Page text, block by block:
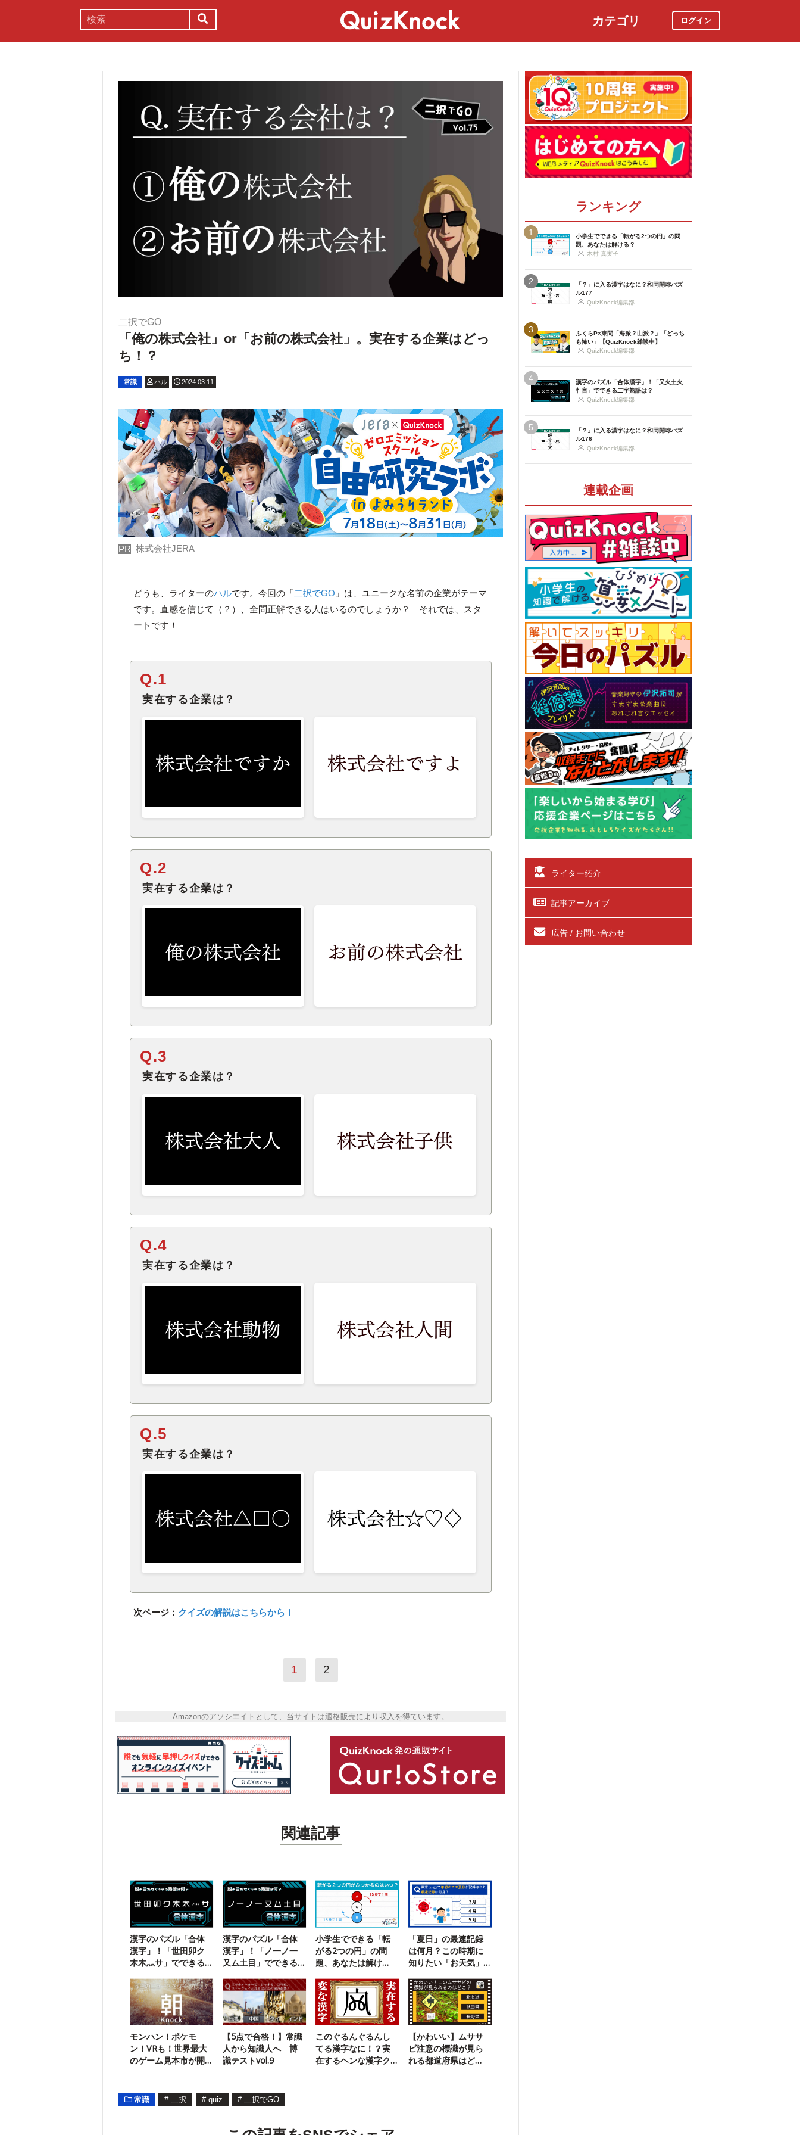
カテゴリ ログイン
二択でGO
「俺の株式会社」or「お前の株式会社」。実在する企業はどっ
ち！？
常識 ハル 2024.03.11
PR 株式会社JERA
どうも、ライターのハルです。今回の「二択でGO 」は、ユニークな名前の企業がテーマ
です。直感を信じて（？）、全問正解できる人はいるのでしょうか？ それでは、スタ
ートです！
Q.1
実在する企業は？
Q.2
実在する企業は？
Q.3
実在する企業は？
Q.4
実在する企業は？
Q.5
実在する企業は？
次ページ： クイズの解説はこちらから！
1 2
Amazonのアソシエイトとして、当サイトは適格販売により収入を得ています。
関連記事
漢字のパズル「合体
漢字」！「世田卯ク
木木灬サ」でできる
漢字のパズル「合体
漢字」！「ノ一ノ一
又ム土目」でできる
小学生でできる「転
がる2つの円」の問
題、あなたは解け
「夏日」の最速記録
は何月？この時期に
知りたい「お天気」
モンハン！ポケモ
ン！VRも！世界最大
のゲーム見本市が開
【5点で合格！】常識
人から知識人へ 博
識テストvol.9
このぐるんぐるんし
てる漢字なに！？実
在するヘンな漢字ク
【かわいい】ムササ
ビ注意の標識が見ら
れる都道府県はど
常識 # 二択 # quiz # 二択でGO
ランキング
1
小学生でできる「転がる2つの円」の問
題、あなたは解ける？
木村 真実子
2
「？」に入る漢字はなに？和同開珎パズ
ル177
QuizKnock編集部
3
ふくらP×東問「海派？山派？」「どっち
も怖い」【QuizKnock雑談中】
QuizKnock編集部
4
漢字のパズル「合体漢字」！「又火土火
忄言」でできる二字熟語は？
QuizKnock編集部
5
「？」に入る漢字はなに？和同開珎パズ
ル176
QuizKnock編集部
連載企画
ライター紹介
記事アーカイブ
広告 / お問い合わせ